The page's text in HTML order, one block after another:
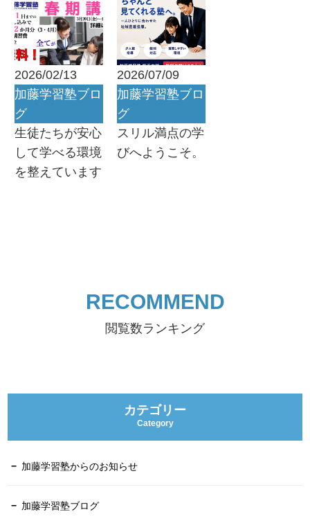
2026/02/13
加藤学習塾ブロ
グ
生徒たちが安心
して学べる環境
を整えています
2026/07/09
加藤学習塾ブロ
グ
スリル満点の学
びへようこそ。
RECOMMEND
閲覧数ランキング
カテゴリー
Category
加藤学習塾からのお知らせ
加藤学習塾ブログ